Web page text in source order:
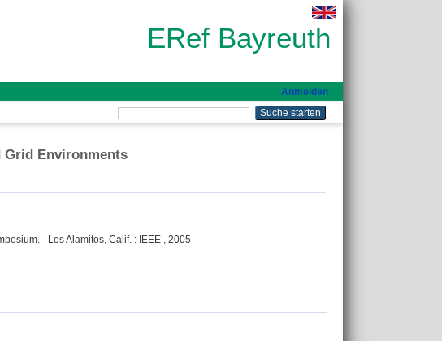
ERef Bayreuth
Anmelden
Grid Environments
- Los Alamitos, Calif. : IEEE , 2005